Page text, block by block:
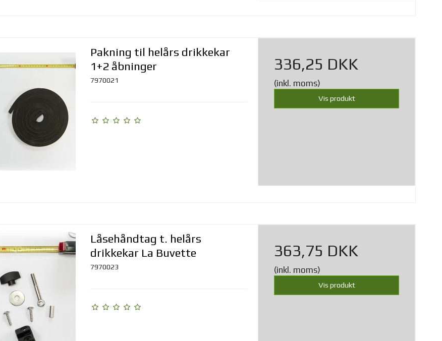
Pakning til helårs drikkekar
1+2 åbninger
7970021
336,25 DKK
(inkl. moms)
Vis produkt
Låsehåndtag t. helårs
drikkekar La Buvette
7970023
363,75 DKK
(inkl. moms)
Vis produkt